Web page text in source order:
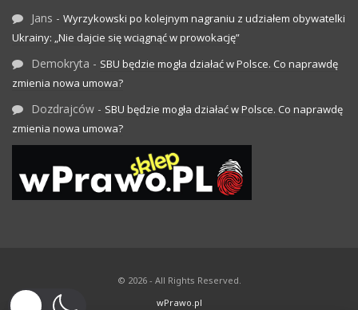
Jans - Wyrzykowski po kolejnym nagraniu z udziałem obywatelki
Ukrainy: „Nie dajcie się wciągnąć w prowokację”
Demokryta - SBU będzie mogła działać w Polsce. Co naprawdę
zmienia nowa umowa?
Dozdrajców - SBU będzie mogła działać w Polsce. Co naprawdę
zmienia nowa umowa?
© 2026 - All Rights Reserved.
wPrawo.pl